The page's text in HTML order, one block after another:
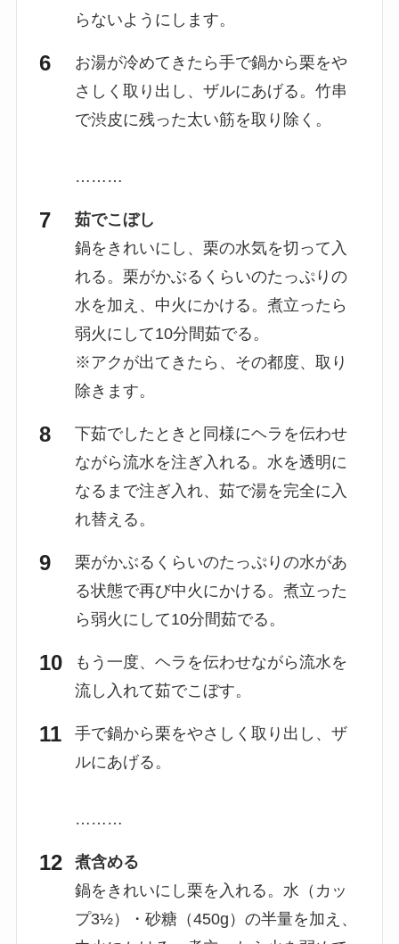
らないようにします。
お湯が冷めてきたら手で鍋から栗をや
さしく取り出し、ザルにあげる。竹串
で渋皮に残った太い筋を取り除く。
………
茹でこぼし
鍋をきれいにし、栗の水気を切って入
れる。栗がかぶるくらいのたっぷりの
水を加え、中火にかける。煮立ったら
弱火にして10分間茹でる。
※アクが出てきたら、その都度、取り
除きます。
下茹でしたときと同様にヘラを伝わせ
ながら流水を注ぎ入れる。水を透明に
なるまで注ぎ入れ、茹で湯を完全に入
れ替える。
栗がかぶるくらいのたっぷりの水があ
る状態で再び中火にかける。煮立った
ら弱火にして10分間茹でる。
もう一度、ヘラを伝わせながら流水を
流し入れて茹でこぼす。
手で鍋から栗をやさしく取り出し、ザ
ルにあげる。
………
煮含める
鍋をきれいにし栗を入れる。水（カッ
プ3½）・砂糖（450g）の半量を加え、